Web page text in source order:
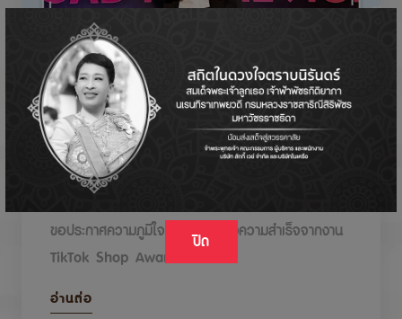
ปิด
DODOLOVE รับรางวัลในงาน TikTok Shop
Awards 2026
ขอประกาศความภูมิใจกับรางวัลแห่งความสำเร็จจากงาน
TikTok Shop Awards 2026
อ่านต่อ